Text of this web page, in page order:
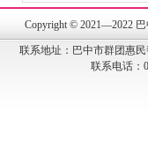
Copyright © 2021—2022
联系地址：巴中市群团惠
联系电话：